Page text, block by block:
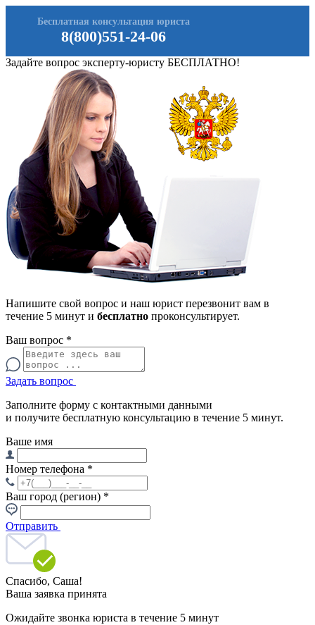
8(800)551-24-06
Бесплатная консультация юриста
Задайте вопрос эксперту-юристу БЕСПЛАТНО!
Напишите свой вопрос и наш юрист перезвонит вам в
течение 5 минут и бесплатно проконсультирует.
Ваш вопрос *
Задать вопрос
Заполните форму с контактными данными
и получите бесплатную консультацию в течение 5 минут.
Ваше имя
Номер телефона *
Ваш город (регион) *
Отправить
Спасибо, Саша!
Ваша заявка принята
Ожидайте звонка юриста в течение 5 минут